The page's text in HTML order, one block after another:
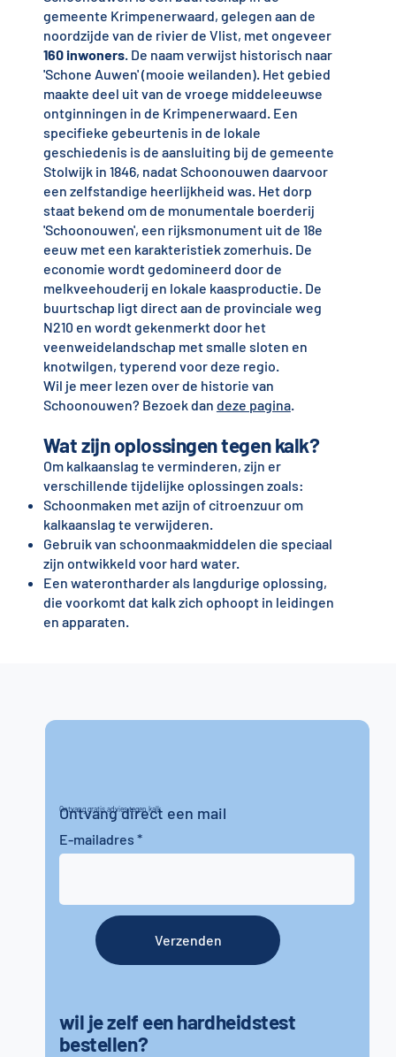
gemeente Krimpenerwaard, gelegen aan de
noordzijde van de rivier de Vlist, met ongeveer
160 inwoners. De naam verwijst historisch naar
'Schone Auwen' (mooie weilanden). Het gebied
maakte deel uit van de vroege middeleeuwse
ontginningen in de Krimpenerwaard. Een
specifieke gebeurtenis in de lokale
geschiedenis is de aansluiting bij de gemeente
Stolwijk in 1846, nadat Schoonouwen daarvoor
een zelfstandige heerlijkheid was. Het dorp
staat bekend om de monumentale boerderij
'Schoonouwen', een rijksmonument uit de 18e
eeuw met een karakteristiek zomerhuis. De
economie wordt gedomineerd door de
melkveehouderij en lokale kaasproductie. De
buurtschap ligt direct aan de provinciale weg
N210 en wordt gekenmerkt door het
veenweidelandschap met smalle sloten en
knotwilgen, typerend voor deze regio.
Wil je meer lezen over de historie van
Schoonouwen? Bezoek dan deze pagina.
Wat zijn oplossingen tegen kalk?
Om kalkaanslag te verminderen, zijn er
verschillende tijdelijke oplossingen zoals:
Schoonmaken met azijn of citroenzuur om
kalkaanslag te verwijderen.
Gebruik van schoonmaakmiddelen die speciaal
zijn ontwikkeld voor hard water.
Een waterontharder als langdurige oplossing,
die voorkomt dat kalk zich ophoopt in leidingen
en apparaten.
Ontvang gratis advies tegen kalk
Ontvang direct een mail
wil je zelf een hardheidstest
bestellen?
E-mailadres
Verzenden